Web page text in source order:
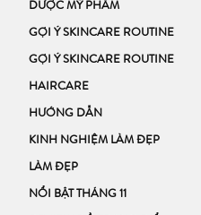
DƯỢC MỸ PHẨM
GỢI Ý SKINCARE ROUTINE
GỢI Ý SKINCARE ROUTINE
HAIRCARE
HƯỚNG DẪN
KINH NGHIỆM LÀM ĐẸP
LÀM ĐẸP
NỔI BẬT THÁNG 11